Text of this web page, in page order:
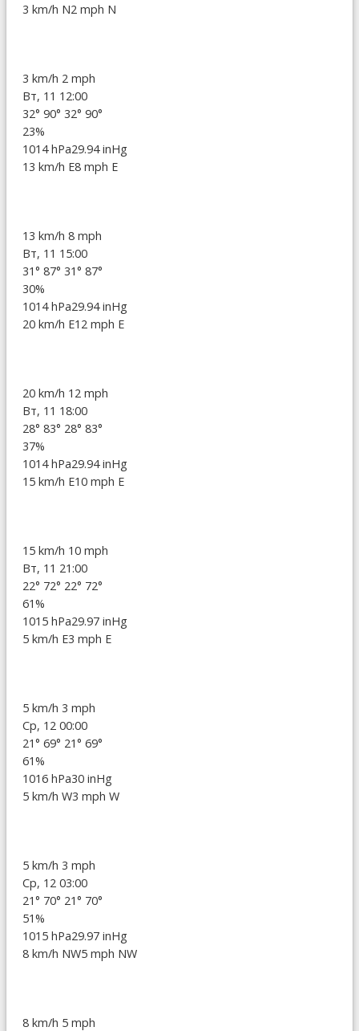
3 km/h N2 mph N
3 km/h 2 mph
Вт, 11 12:00
32° 90° 32° 90°
23%
1014 hPa29.94 inHg
13 km/h E8 mph E
13 km/h 8 mph
Вт, 11 15:00
31° 87° 31° 87°
30%
1014 hPa29.94 inHg
20 km/h E12 mph E
20 km/h 12 mph
Вт, 11 18:00
28° 83° 28° 83°
37%
1014 hPa29.94 inHg
15 km/h E10 mph E
15 km/h 10 mph
Вт, 11 21:00
22° 72° 22° 72°
61%
1015 hPa29.97 inHg
5 km/h E3 mph E
5 km/h 3 mph
Ср, 12 00:00
21° 69° 21° 69°
61%
1016 hPa30 inHg
5 km/h W3 mph W
5 km/h 3 mph
Ср, 12 03:00
21° 70° 21° 70°
51%
1015 hPa29.97 inHg
8 km/h NW5 mph NW
8 km/h 5 mph